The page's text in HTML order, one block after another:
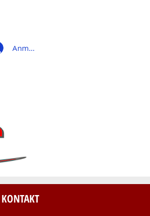
Anmelden
KONTAKT